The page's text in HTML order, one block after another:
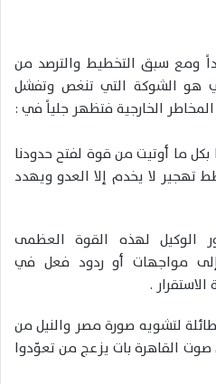
ومع سبق التخطيط والترصد من
هو الشوكة التي تنغص وتفشل
الخارجية فتظهر جلياً في :
ما أوتيت من قوة لفتح حدودنا
تهجير لا يخدم إلا العدو ويهدد
الوكيل لهذه القوة العظمى
إلى مواجهات أو ردود فعل في
.
طائلة لتشويه صورة مصر والنيل من
القاهرة بات يزعج من تعوّدوا